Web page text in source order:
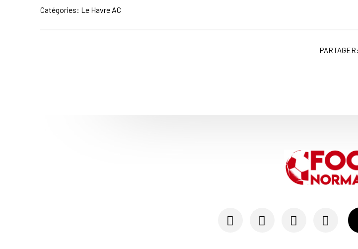
Catégories: Le Havre AC
PARTAGER: